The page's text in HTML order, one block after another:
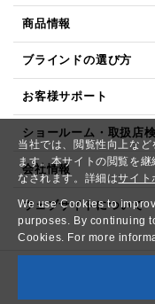
当社では、閲覧性向上な
ます。本サイトの閲覧を
なされます。詳細はサイト
We use Cookies to
purposes. By continuing
Cookies. For more
商品情報
ブラインドの選び方
お客様サポート
ショールーム・取扱店
会社情報
ウェブサイトについて
Copyright©